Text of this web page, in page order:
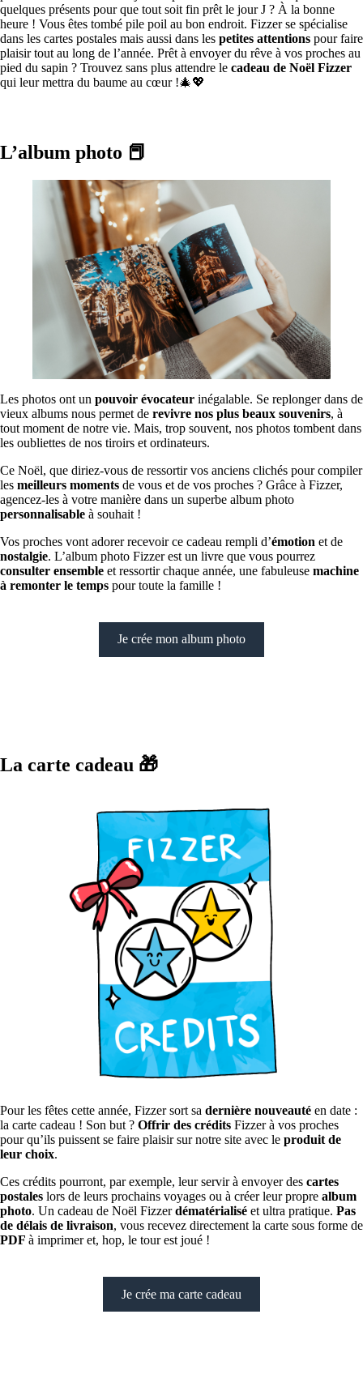
quelques présents pour que tout soit fin prêt le jour J ? À la bonne
heure ! Vous êtes tombé pile poil au bon endroit. Fizzer se spécialise
dans les cartes postales mais aussi dans les petites attentions pour faire
plaisir tout au long de l’année. Prêt à envoyer du rêve à vos proches au
pied du sapin ? Trouvez sans plus attendre le cadeau de Noël Fizzer
qui leur mettra du baume au cœur !🎄💖
L’album photo 📕
Les photos ont un pouvoir évocateur inégalable. Se replonger dans de
vieux albums nous permet de revivre nos plus beaux souvenirs, à
tout moment de notre vie. Mais, trop souvent, nos photos tombent dans
les oubliettes de nos tiroirs et ordinateurs.
Ce Noël, que diriez-vous de ressortir vos anciens clichés pour compiler
les meilleurs moments de vous et de vos proches ? Grâce à Fizzer,
agencez-les à votre manière dans un superbe album photo
personnalisable à souhait !
Vos proches vont adorer recevoir ce cadeau rempli d’émotion et de
nostalgie. L’album photo Fizzer est un livre que vous pourrez
consulter ensemble et ressortir chaque année, une fabuleuse machine
à remonter le temps pour toute la famille !
Je crée mon album photo
La carte cadeau 🎁
Pour les fêtes cette année, Fizzer sort sa dernière nouveauté en date :
la carte cadeau ! Son but ? Offrir des crédits Fizzer à vos proches
pour qu’ils puissent se faire plaisir sur notre site avec le produit de
leur choix.
Ces crédits pourront, par exemple, leur servir à envoyer des cartes
postales lors de leurs prochains voyages ou à créer leur propre album
photo. Un cadeau de Noël Fizzerdématérialisé et ultra pratique. Pas
de délais de livraison, vous recevez directement la carte sous forme de
PDF à imprimer et, hop, le tour est joué !
Je crée ma carte cadeau